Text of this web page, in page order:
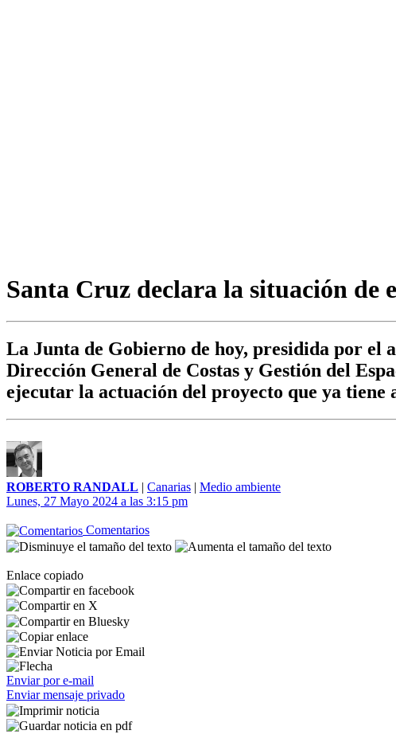
Santa Cruz declara la situación de
La Junta de Gobierno de hoy, presidida por el
Dirección General de Costas y Gestión del
ejecutar la actuación del proyecto que ya tiene
ROBERTO RANDALL | Canarias | Medio ambiente
Lunes, 27 Mayo 2024 a las 3:15 pm
Comentarios
Enlace copiado
Enviar por e-mail
Enviar mensaje privado